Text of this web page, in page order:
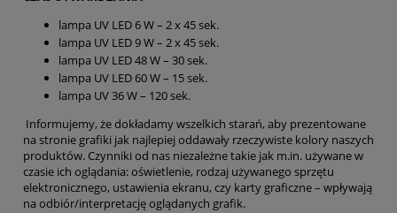
lampa UV LED 6 W – 2 x 45 sek.
lampa UV LED 9 W – 2 x 45 sek.
lampa UV LED 48 W – 30 sek.
lampa UV LED 60 W – 15 sek.
lampa UV 36 W – 120 sek.
Informujemy, że dokładamy wszelkich starań, aby prezentowane
na stronie grafiki jak najlepiej oddawały rzeczywiste kolory naszych
produktów. Czynniki od nas niezależne takie jak m.in. używane w
czasie ich oglądania: oświetlenie, rodzaj używanego sprzętu
elektronicznego, ustawienia ekranu, czy karty graficzne – wpływają
na odbiór/interpretację oglądanych grafik.